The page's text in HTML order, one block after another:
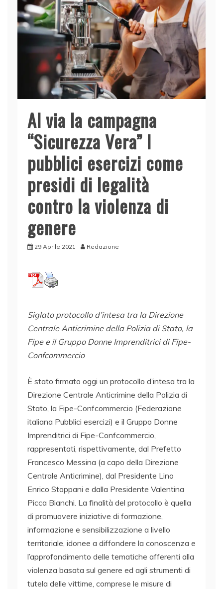
Al via la campagna
“Sicurezza Vera” I
pubblici esercizi come
presidi di legalità
contro la violenza di
genere
29 Aprile 2021 Redazione
Siglato protocollo d’intesa tra la Direzione
Centrale Anticrimine della Polizia di Stato, la
Fipe e il Gruppo Donne Imprenditrici di Fipe-
Confcommercio
È stato firmato oggi un protocollo d’intesa tra la
Direzione Centrale Anticrimine della Polizia di
Stato, la Fipe-Confcommercio (Federazione
italiana Pubblici esercizi) e il Gruppo Donne
Imprenditrici di Fipe-Confcommercio,
rappresentati, rispettivamente, dal Prefetto
Francesco Messina (a capo della Direzione
Centrale Anticrimine), dal Presidente Lino
Enrico Stoppani e dalla Presidente Valentina
Picca Bianchi. La finalità del protocollo è quella
di promuovere iniziative di formazione,
informazione e sensibilizzazione a livello
territoriale, idonee a diffondere la conoscenza e
l’approfondimento delle tematiche afferenti alla
violenza basata sul genere ed agli strumenti di
tutela delle vittime, comprese le misure di